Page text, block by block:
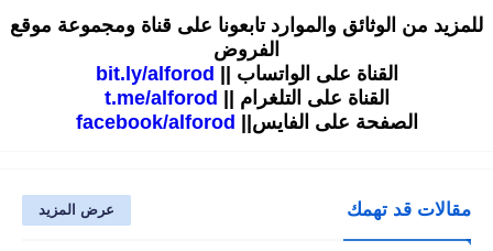
للمزيد من الوثائق والموارد تابعونا على قناة ومجموعة موقع
الفروض
القناة على الواتساب ||
bit.ly/alforod
القناة على التلغرام ||
t.me/alforod
الصفحة على الفايس||
facebook/alforod
مقالات قد تهمك عرض المزيد